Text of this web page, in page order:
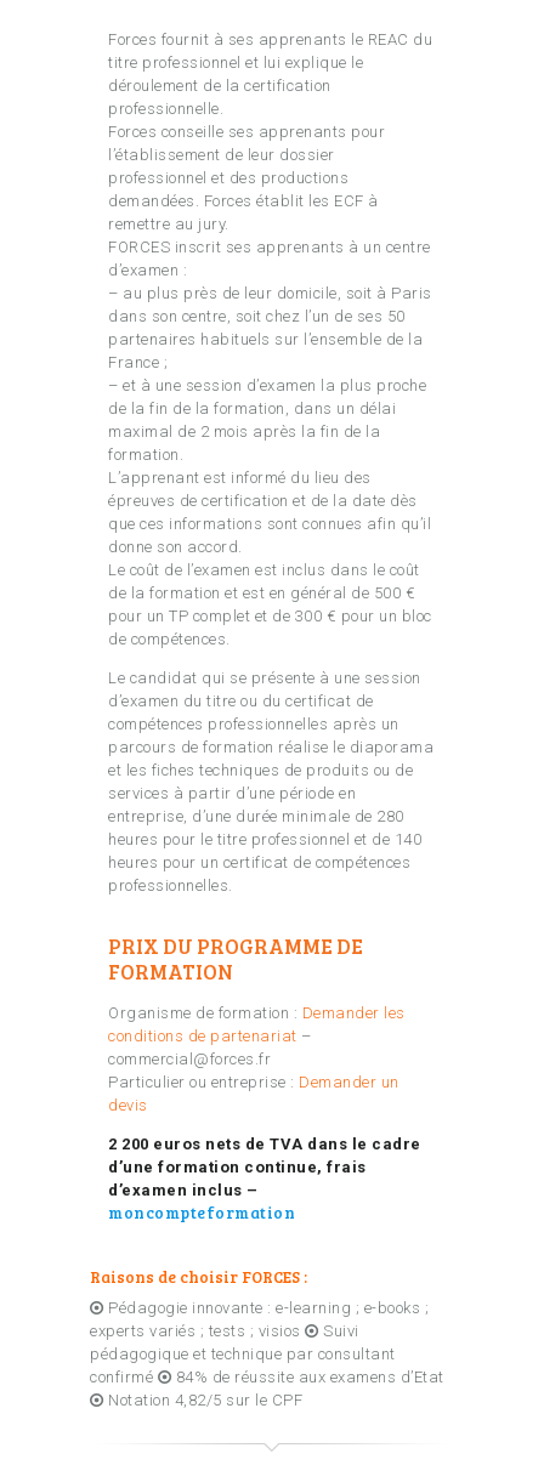
Forces fournit à ses apprenants le REAC du
titre professionnel et lui explique le
déroulement de la certification
professionnelle.
Forces conseille ses apprenants pour
l’établissement de leur dossier
professionnel et des productions
demandées. Forces établit les ECF à
remettre au jury.
FORCES inscrit ses apprenants à un centre
d’examen :
– au plus près de leur domicile, soit à Paris
dans son centre, soit chez l’un de ses 50
partenaires habituels sur l’ensemble de la
France ;
– et à une session d’examen la plus proche
de la fin de la formation, dans un délai
maximal de 2 mois après la fin de la
formation.
L’apprenant est informé du lieu des
épreuves de certification et de la date dès
que ces informations sont connues afin qu’il
donne son accord.
Le coût de l’examen est inclus dans le coût
de la formation et est en général de 500 €
pour un TP complet et de 300 € pour un bloc
de compétences.
Le candidat qui se présente à une session
d’examen du titre ou du certificat de
compétences professionnelles après un
parcours de formation réalise le diaporama
et les fiches techniques de produits ou de
services à partir d’une période en
entreprise, d’une durée minimale de 280
heures pour le titre professionnel et de 140
heures pour un certificat de compétences
professionnelles.
PRIX DU PROGRAMME DE
FORMATION
Organisme de formation : Demander les
conditions de partenariat –
commercial@forces.fr
Particulier ou entreprise : Demander un
devis
2 200 euros nets de TVA dans le cadre
d’une formation continue, frais
d’examen inclus –
moncompteformation
Raisons de choisir FORCES :
Pédagogie innovante : e-learning ; e-books ;
experts variés ; tests ; visios
Suivi
pédagogique et technique par consultant
confirmé
84% de réussite aux examens d’Etat
Notation 4,82/5 sur le CPF